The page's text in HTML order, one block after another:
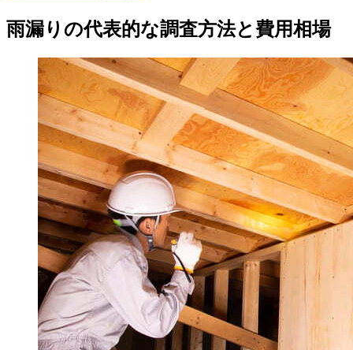
雨漏りの代表的な調査方法と費用相場